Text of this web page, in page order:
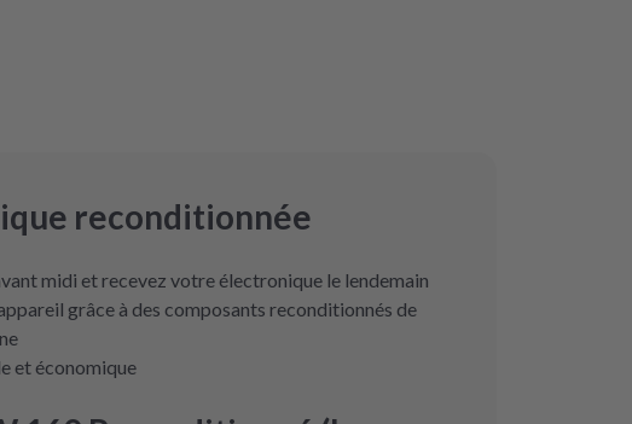
reconditionnée
midi et recevez votre électronique le lendemain
grâce à des composants reconditionnés de
et économique